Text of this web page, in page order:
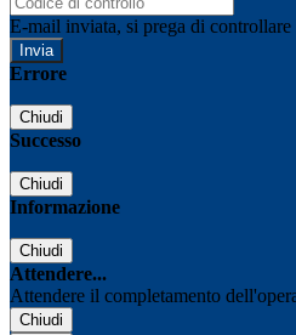
E-mail inviata, si prega di controllare
Errore
Chiudi
Successo
Chiudi
Informazione
Chiudi
Attendere...
Attendere il completamento
Chiudi